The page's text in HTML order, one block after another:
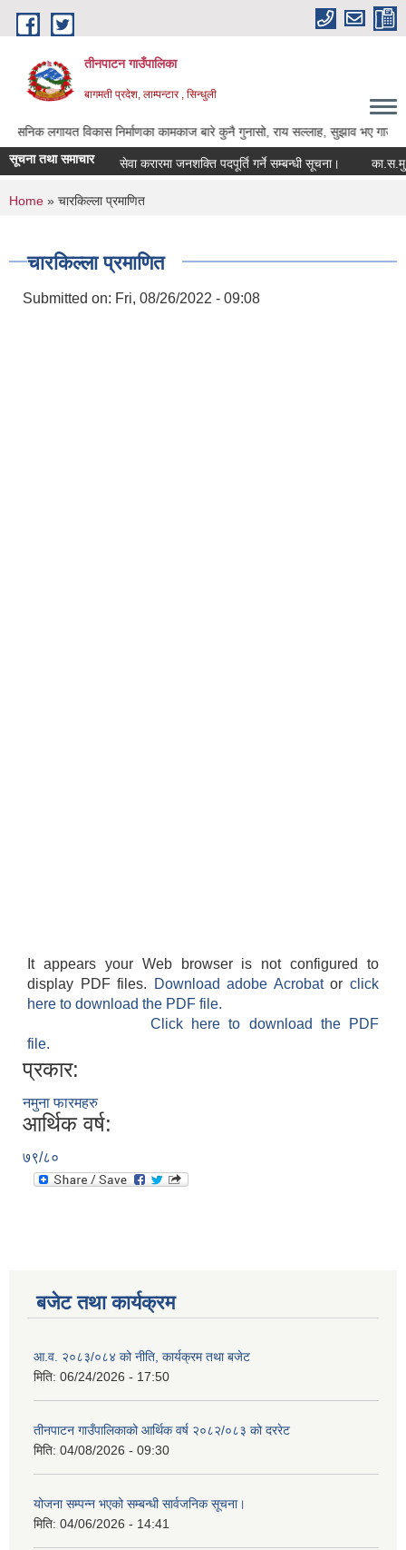
Skip to main content
तीनपाटन गाउँपालिका
बागमती प्रदेश, लाम्पन्टार , सिन्धुली
लगायत विकास निर्माणका कामकाज बारे कुनै गुनासो, राय सल्लाह, सुझाव भए
सूचना तथा समाचार
सेवा करारमा जनशक्ति पदपूर्ति गर्ने सम्बन्धी सूचना। का.स.मु.
You are here
Home » चारकिल्ला प्रमाणित
चारकिल्ला प्रमाणित
Submitted on: Fri, 08/26/2022 - 09:08
It appears your Web browser is not configured to
display PDF files.
Download adobe Acrobatorclick
here to download the PDF file.
Click here to download the PDF
file.
प्रकार:
नमुना फारमहरु
आर्थिक वर्ष:
७९/८०
बजेट तथा कार्यक्रम
आ.व. २०८३/०८४ को नीति, कार्यक्रम तथा बजेट
मिति: 06/24/2026 - 17:50
तीनपाटन गाउँपालिकाको आर्थिक वर्ष २०८२/०८३ को दररेट
मिति: 04/08/2026 - 09:30
योजना सम्पन्न भएको सम्बन्धी सार्वजनिक सूचना।
मिति: 04/06/2026 - 14:41